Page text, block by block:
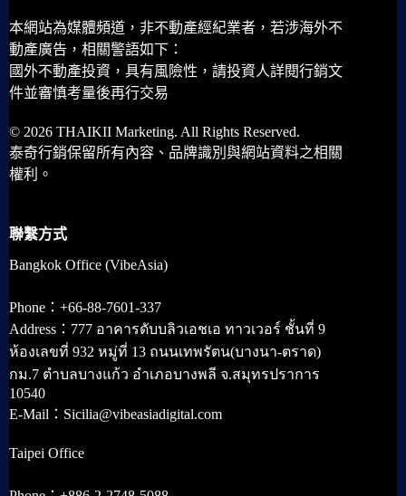
本網站為媒體頻道，非不動產經紀業者，若涉海外不
動產廣告，相關警語如下：
國外不動產投資，具有風險性，請投資人詳閱行銷文
件並審慎考量後再行交易
© 2026 THAIKII Marketing. All Rights Reserved.
泰奇行銷保留所有內容、品牌識別與網站資料之相關
權利。
聯繫方式
Bangkok Office (VibeAsia)
Phone：+66-88-7601-337
Address：777 อาคารดับบลิวเอชเอ ทาวเวอร์ ชั้นที่ 9
ห้องเลขที่ 932 หมู่ที่ 13 ถนนเทพรัตน(บางนา-ตราด)
กม.7 ตำบลบางแก้ว อำเภอบางพลี จ.สมุทรปราการ
10540
E-Mail：Sicilia@vibeasiadigital.com
Taipei Office